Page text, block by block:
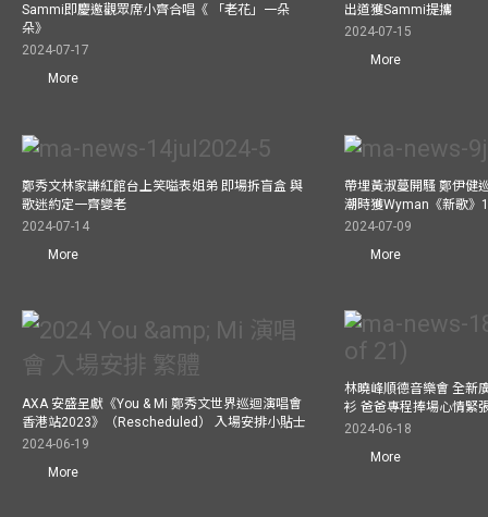
Sammi即慶邀觀眾席小齊合唱《 「老花」一朵
朵》
2024-07-17
More
出道獲Sammi提攜
2024-07-15
More
鄭秀文林家謙紅館台上笑嗌表姐弟 即場拆盲盒 與
歌迷約定一齊變老
2024-07-14
More
帶埋黃淑蔓開騷 鄭伊健
潮時獲Wyman《新歌》
2024-07-09
More
AXA 安盛呈獻《You & Mi 鄭秀文世界巡迴演唱會
香港站2023》（Rescheduled） 入場安排小貼士
2024-06-19
More
林曉峰順德音樂會 全新
衫 爸爸專程捧場心情緊
2024-06-18
More